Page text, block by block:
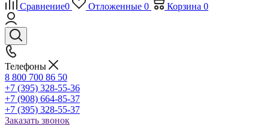
Сравнение0 Отложенные 0 Корзина 0
Телефоны
8 800 700 86 50
+7 (395) 328-55-36
+7 (908) 664-85-37
+7 (395) 328-55-37
Заказать звонок